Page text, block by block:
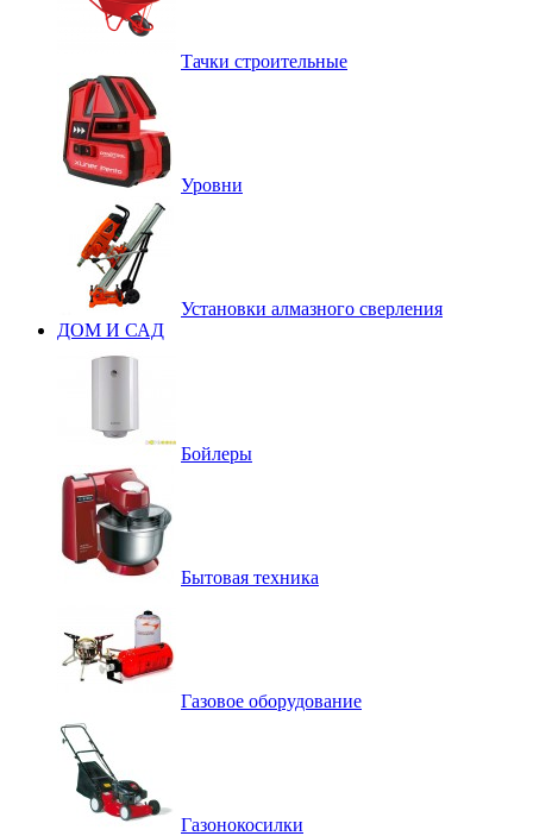
Тачки строительные
Уровни
Установки алмазного сверления
ДОМ И САД
Бойлеры
Бытовая техника
Газовое оборудование
Газонокосилки